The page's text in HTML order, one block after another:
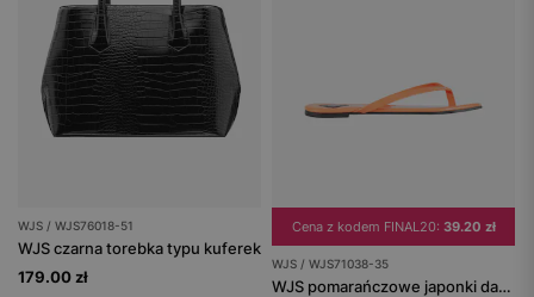
WJS / WJS76018-51
WJS czarna torebka typu kuferek
179.00 zł
Cena z kodem FINAL20: 39.20 zł
WJS / WJS71038-35
WJS pomarańczowe japonki damskie na lato